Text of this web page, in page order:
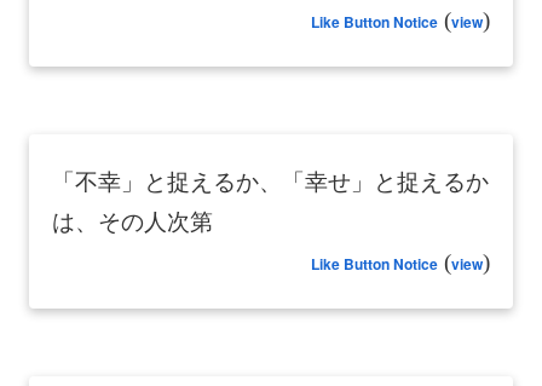
Like Button Notice (view)
「不幸」と捉えるか、「幸せ」と捉えるか
は、その人次第
Like Button Notice (view)